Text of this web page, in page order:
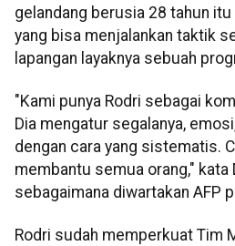
gelandang berusia 28 tahun
yang bisa menjalankan taktik
lapangan layaknya sebuah
"Kami punya Rodri sebagai
Dia mengatur segalanya,
dengan cara yang sistematis.
membantu semua orang," kata
sebagaimana diwartakan AFP
Rodri sudah memperkuat Tim